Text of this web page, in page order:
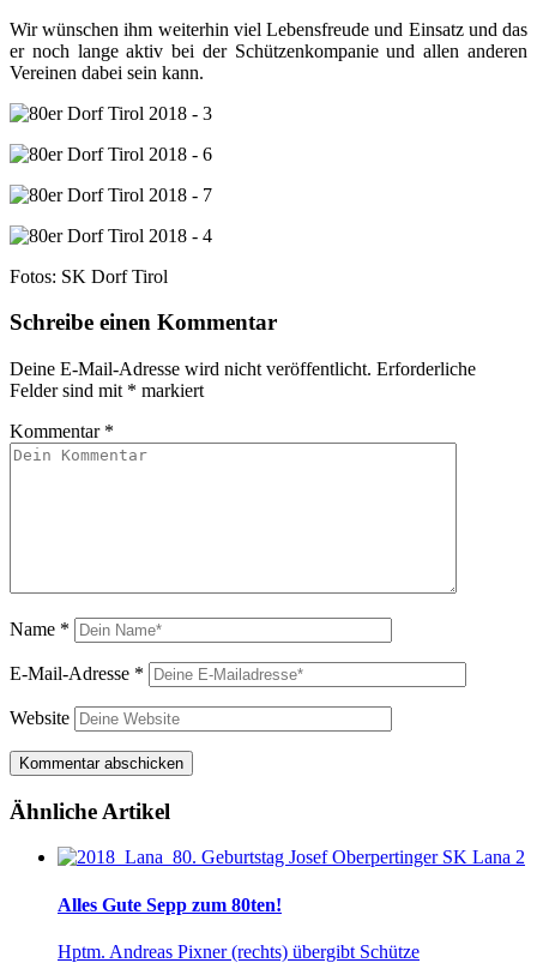
Wir wünschen ihm weiterhin viel Lebensfreude und Einsatz und das
er noch lange aktiv bei der Schützenkompanie und allen anderen
Vereinen dabei sein kann.
Fotos: SK Dorf Tirol
Schreibe einen Kommentar
Deine E-Mail-Adresse wird nicht veröffentlicht. Erforderliche
Felder sind mit * markiert
Kommentar *
Name *
E-Mail-Adresse *
Website
Ähnliche Artikel
Alles Gute Sepp zum 80ten!
Hptm. Andreas Pixner (rechts) übergibt Schütze